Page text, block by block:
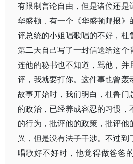
有限制言论自由，但是诸位还是
华盛顿，有一个《华盛顿邮报》
评总统的小姐唱歌唱的不好，杜
第二天自己写了一封信送给这个
连他的秘书也不知道，骂他，并
评，我就要打你。这件事也曾轰
故事开始时，我们明白，杜鲁门
的政治，已经养成容忍的习惯，
的行为，批评他的政策，批评他
兴，但是没有法子干涉。不过到
唱歌好不好时，他觉得做爸爸